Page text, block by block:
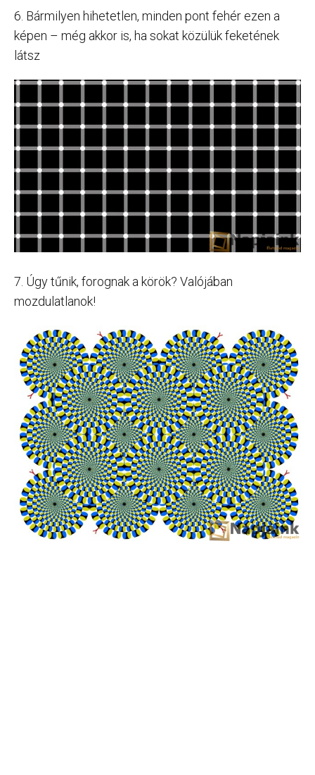
6. Bármilyen hihetetlen, minden pont fehér ezen a
képen – még akkor is, ha sokat közülük feketének
látsz
7. Úgy tűnik, forognak a körök? Valójában
mozdulatlanok!